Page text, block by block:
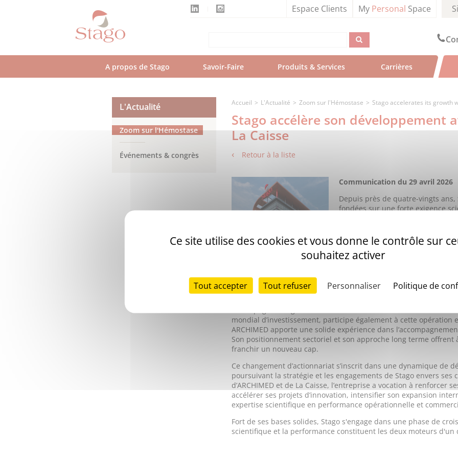
Espace Clients My Personal Space
A propos de Stago Savoir-Faire Produits & Services Carrières
L'Actualité
Zoom sur l'Hémostase
Événements & congrès
Accueil L'Actualité Zoom sur l'Hémostase Stago accelerates its growth
Stago accélère son développement
La Caisse
Retour à la liste
Communication du 29 avril 2026
Depuis près de quatre-vingts
fondées sur une forte exigence
constante : accompagner les
Acteur international de référence
fondé son identité sur une culture
reconnue et une vision long terme.
Aujourd’hui, Stago entre dans
La famille fondatrice a choisi de transmettre Stago à ARCHIMED,
spécialisée dans les industries de la santé, dotée de l’expertise
accompagner Stago dans sa croissance et accélérer la création
mondial d’investissement, participe également à cette opération
ARCHIMED apporte une solide expérience dans
Son positionnement sectoriel et son approche long terme offrent
franchir un nouveau cap.
Ce changement d’actionnariat s’inscrit dans une dynamique de
poursuivant la stratégie et les engagements de Stago envers ses
d’ARCHIMED et de La Caisse, l’entreprise a vocation à renforcer
accélérer ses projets d’innovation, intensifier son expansion
expertise scientifique en performance opérationnelle et
Fort de ses bases solides, Stago s'engage dans une phase de
scientifique et la performance constituent les deux moteurs d'un
Ce site utilise des cookies et vous donne le contrôle sur
souhaitez activer
Tout accepter Tout refuser Personnaliser Politique de